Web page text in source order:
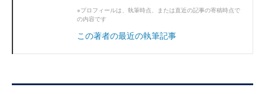
※プロフィールは、執筆時点、または直近の記事の寄稿時点で
の内容です
この著者の最近の執筆記事